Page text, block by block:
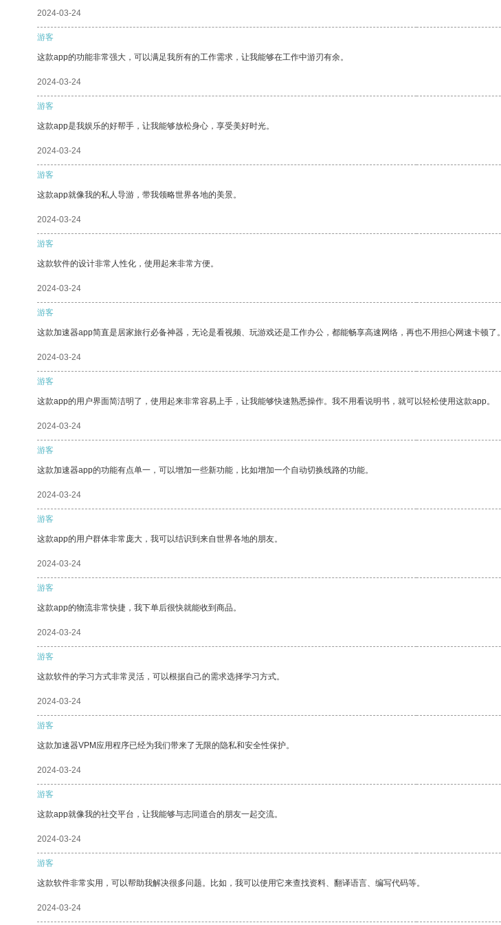
2024-03-24
游客
这款app的功能非常强大，可以满足我所有的工作需求，让我能够在工作中游刃有余。
2024-03-24
游客
这款app是我娱乐的好帮手，让我能够放松身心，享受美好时光。
2024-03-24
游客
这款app就像我的私人导游，带我领略世界各地的美景。
2024-03-24
游客
这款软件的设计非常人性化，使用起来非常方便。
2024-03-24
游客
这款加速器app简直是居家旅行必备神器，无论是看视频、玩游戏还是工作办公，都能畅享高速网络，再也不用担心网速卡顿了。
2024-03-24
游客
这款app的用户界面简洁明了，使用起来非常容易上手，让我能够快速熟悉操作。我不用看说明书，就可以轻松使用这款app。
2024-03-24
游客
这款加速器app的功能有点单一，可以增加一些新功能，比如增加一个自动切换线路的功能。
2024-03-24
游客
这款app的用户群体非常庞大，我可以结识到来自世界各地的朋友。
2024-03-24
游客
这款app的物流非常快捷，我下单后很快就能收到商品。
2024-03-24
游客
这款软件的学习方式非常灵活，可以根据自己的需求选择学习方式。
2024-03-24
游客
这款加速器VPM应用程序已经为我们带来了无限的隐私和安全性保护。
2024-03-24
游客
这款app就像我的社交平台，让我能够与志同道合的朋友一起交流。
2024-03-24
游客
这款软件非常实用，可以帮助我解决很多问题。比如，我可以使用它来查找资料、翻译语言、编写代码等。
2024-03-24